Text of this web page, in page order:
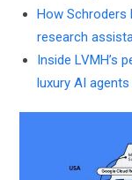
How Schroders
research
Inside LVMH’s
luxury AI